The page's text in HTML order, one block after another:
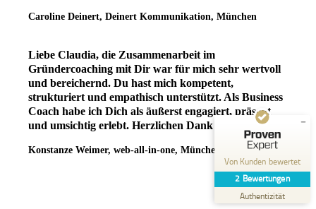
Caroline Deinert, Deinert Kommunikation, München
Liebe Claudia, die Zusammenarbeit im
Gründercoaching mit Dir war für mich sehr wertvoll
und bereichernd. Du hast mich kompetent,
strukturiert und empathisch unterstützt. Als Business
Coach habe ich Dich als äußerst engagiert, präsent
und umsichtig erlebt. Herzlichen Dank dafür!
Konstanze Weimer, web-all-in-one, München
Von Kunden bewertet
2 Bewertungen
Authentizität
Kundenbewertungen und Erfahrungen zu
100
%
ProvenExpert.com
SEHR GUT
5,00
/
5,00
Bewertungen auf ProvenExpert.com
Erfahren Sie mehr über dieses Bewertungssiegel
12.12.2024